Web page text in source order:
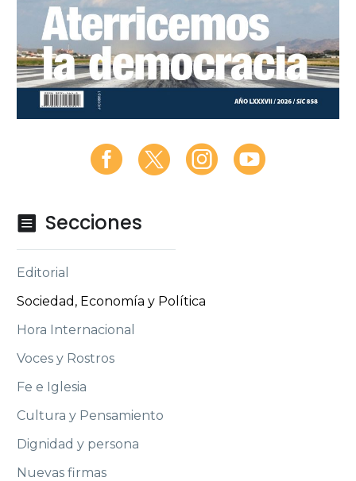
 Secciones
Editorial
Sociedad, Economía y Política
Hora Internacional
Voces y Rostros
Fe e Iglesia
Cultura y Pensamiento
Dignidad y persona
Nuevas firmas